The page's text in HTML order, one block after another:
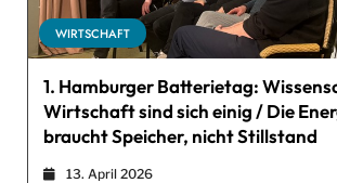
WIRTSCHAFT
1. Hamburger Batterietag:
Wirtschaft sind sich einig / Die
braucht Speicher, nicht Stillstand
13. April 2026